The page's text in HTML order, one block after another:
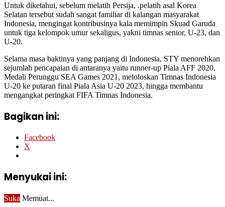
Untuk diketahui, sebelum melatih Persija, .pelatih asal Korea
Selatan tersebut sudah sangat familiar di kalangan masyarakat
Indonesia, mengingat kontribusinya kala memimpin Skuad Garuda
untuk tiga kelompok umur sekaligus, yakni timnas senior, U-23, dan
U-20.
Selama masa baktinya yang panjang di Indonesia, STY menorehkan
sejumlah pencapaian di antaranya yaitu runner-up Piala AFF 2020,
Medali Perunggu SEA Games 2021, meloloskan Timnas Indonesia
U-20 ke putaran final Piala Asia U-20 2023, hingga membantu
mengangkat peringkat FIFA Timnas Indonesia.
Bagikan ini:
Facebook
X
Menyukai ini:
Suka Memuat...